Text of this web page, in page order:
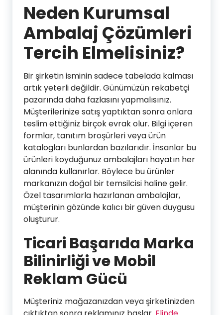
Neden Kurumsal
Ambalaj Çözümleri
Tercih Elmelisiniz?
Bir şirketin isminin sadece tabelada kalması
artık yeterli değildir. Günümüzün rekabetçi
pazarında daha fazlasını yapmalısınız.
Müşterilerinize satış yaptıktan sonra onlara
teslim ettiğiniz birçok evrak olur. Bilgi içeren
formlar, tanıtım broşürleri veya ürün
katalogları bunlardan bazılarıdır. İnsanlar bu
ürünleri koyduğunuz ambalajları hayatın her
alanında kullanırlar. Böylece bu ürünler
markanızın doğal bir temsilcisi haline gelir.
Özel tasarımlarla hazırlanan ambalajlar,
müşterinin gözünde kalıcı bir güven duygusu
oluşturur.
Ticari Başarıda Marka
Bilinirliği ve Mobil
Reklam Gücü
Müşteriniz mağazanızdan veya şirketinizden